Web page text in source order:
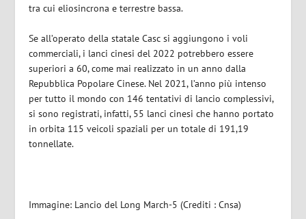
tra cui eliosincrona e terrestre bassa.
Se all’operato della statale Casc si aggiungono i voli
commerciali, i lanci cinesi del 2022 potrebbero essere
superiori a 60, come mai realizzato in un anno dalla
Repubblica Popolare Cinese. Nel 2021, l’anno più intenso
per tutto il mondo con 146 tentativi di lancio complessivi,
si sono registrati, infatti, 55 lanci cinesi che hanno portato
in orbita 115 veicoli spaziali per un totale di 191,19
tonnellate.
Immagine: Lancio del Long March-5 (Crediti : Cnsa)